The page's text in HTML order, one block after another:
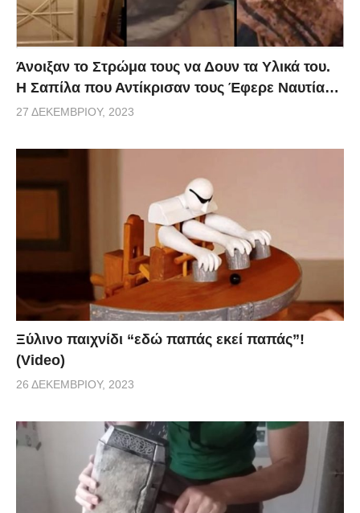
Άνοιξαν το Στρώμα τους να Δουν τα Υλικά του.
Η Σαπίλα που Αντίκρισαν τους Έφερε Ναυτία…
27 ΔΕΚΕΜΒΡΊΟΥ, 2023
Ξύλινο παιχνίδι “εδώ παπάς εκεί παπάς”!
(Video)
26 ΔΕΚΕΜΒΡΊΟΥ, 2023